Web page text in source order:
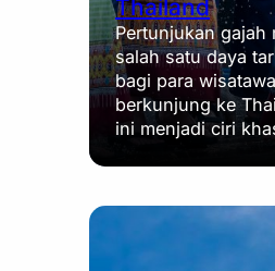
Thailand
Pertunjukan gajah
salah satu daya
bagi para
berkunjung ke
ini menjadi ciri